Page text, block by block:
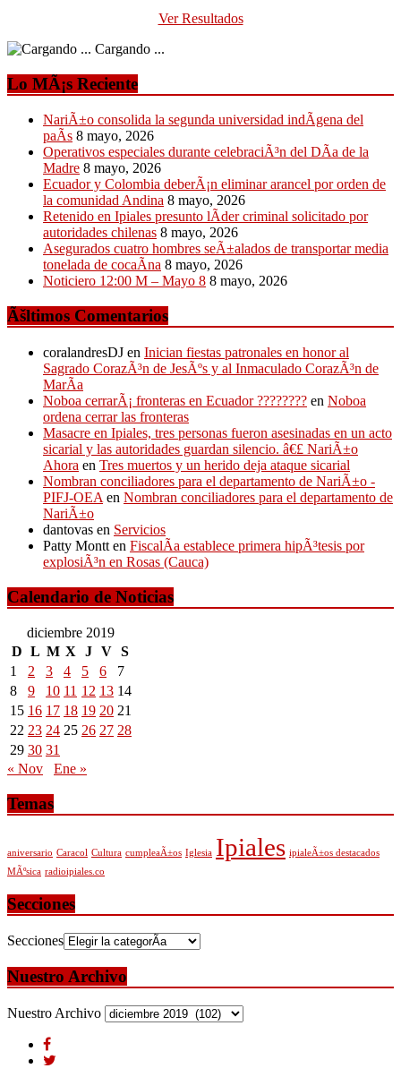
Ver Resultados
Cargando ...
Lo MÃ¡s Reciente
NariÃ±o consolida la segunda universidad indÃ­gena del
paÃ­s 8 mayo, 2026
Operativos especiales durante celebraciÃ³n del DÃ­a de la
Madre 8 mayo, 2026
Ecuador y Colombia deberÃ¡n eliminar arancel por orden de
la comunidad Andina 8 mayo, 2026
Retenido en Ipiales presunto lÃ­der criminal solicitado por
autoridades chilenas 8 mayo, 2026
Asegurados cuatro hombres seÃ±alados de transportar media
tonelada de cocaÃ­na 8 mayo, 2026
Noticiero 12:00 M – Mayo 8 8 mayo, 2026
Ãšltimos Comentarios
coralandresDJ en Inician fiestas patronales en honor al
Sagrado CorazÃ³n de JesÃºs y al Inmaculado CorazÃ³n de
MarÃ­a
Noboa cerrarÃ¡ fronteras en Ecuador ???????? en Noboa
ordena cerrar las fronteras
Masacre en Ipiales, tres personas fueron asesinadas en un acto
sicarial y las autoridades guardan silencio. â€£ NariÃ±o
Ahora en Tres muertos y un herido deja ataque sicarial
Nombran conciliadores para el departamento de NariÃ±o -
PIFJ-OEA en Nombran conciliadores para el departamento de
NariÃ±o
dantovas en Servicios
Patty Montt en FiscalÃ­a establece primera hipÃ³tesis por
explosiÃ³n en Rosas (Cauca)
Calendario de Noticias
diciembre 2019
D L M X J V S
1
2 3 4 5 6
7
8
9 10 11 12 13 14
15 16 17 18 19 20 21
22 23 24 25 26 27 28
29 30 31
« Nov
Ene »
Temas
aniversario Caracol Cultura cumpleaÃ±os Iglesia Ipiales ipialeÃ±os destacados
MÃºsica radioipiales.co
Secciones
Secciones
Nuestro Archivo
Nuestro Archivo